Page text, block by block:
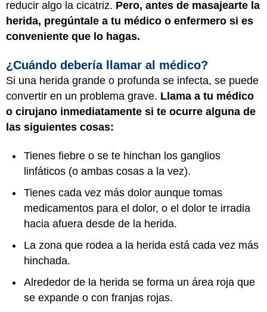
reducir algo la cicatriz. Pero, antes de masajearte la
herida, pregúntale a tu médico o enfermero si es
conveniente que lo hagas.
¿Cuándo debería llamar al médico?
Si una herida grande o profunda se infecta, se puede
convertir en un problema grave. Llama a tu médico
o cirujano inmediatamente si te ocurre alguna de
las siguientes cosas:
Tienes fiebre o se te hinchan los ganglios
linfáticos (o ambas cosas a la vez).
Tienes cada vez más dolor aunque tomas
medicamentos para el dolor, o el dolor te irradia
hacia afuera desde de la herida.
La zona que rodea a la herida está cada vez más
hinchada.
Alrededor de la herida se forma un área roja que
se expande o con franjas rojas.